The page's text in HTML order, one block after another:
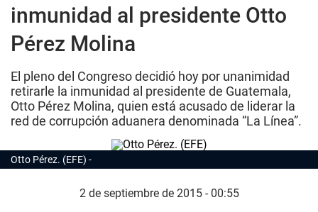
inmunidad al presidente Otto
Pérez Molina
El pleno del Congreso decidió hoy por unanimidad
retirarle la inmunidad al presidente de Guatemala,
Otto Pérez Molina, quien está acusado de liderar la
red de corrupción aduanera denominada “La Línea”.
Otto Pérez. (EFE)
2 de septiembre de 2015 - 00:55